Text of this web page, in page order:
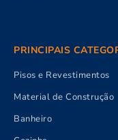
PRINCIPAIS
Pisos e Revestimentos
Material de Construção
Banheiro